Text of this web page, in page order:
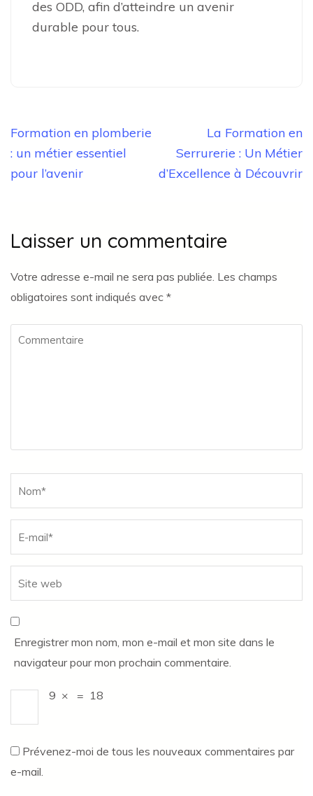
des ODD, afin d’atteindre un avenir
durable pour tous.
Navigation
de
l’article
Formation en plomberie
: un métier essentiel
pour l’avenir
La Formation en
Serrurerie : Un Métier
d’Excellence à Découvrir
Laisser un commentaire
Votre adresse e-mail ne sera pas publiée. Les champs
obligatoires sont indiqués avec *
Commentaire
Enregistrer mon nom, mon e-mail et mon site dans le
navigateur pour mon prochain commentaire.
9 × = 18
Prévenez-moi de tous les nouveaux commentaires par
e-mail.